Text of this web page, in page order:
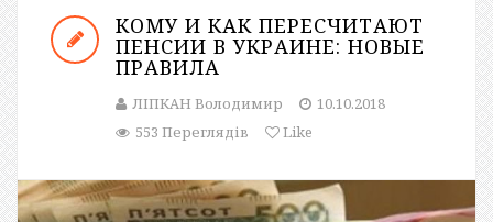
КОМУ И КАК ПЕРЕСЧИТАЮТ
ПЕНСИИ В УКРАИНЕ: НОВЫЕ
ПРАВИЛА
ЛІПКАН Володимир
10.10.2018
553 Переглядів
Like